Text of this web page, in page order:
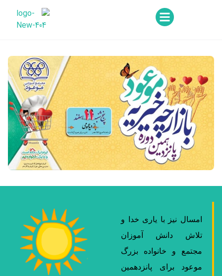
با یاری خدا و
آموزان
بزرگ
پانزدهمین